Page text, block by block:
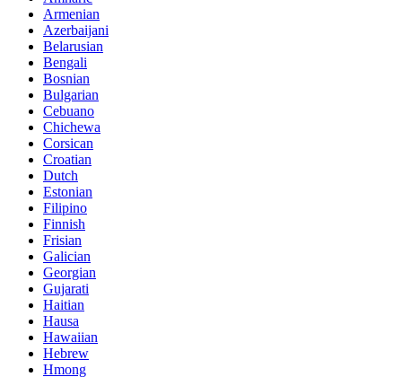
Armenian
Azerbaijani
Belarusian
Bengali
Bosnian
Bulgarian
Cebuano
Chichewa
Corsican
Croatian
Dutch
Estonian
Filipino
Finnish
Frisian
Galician
Georgian
Gujarati
Haitian
Hausa
Hawaiian
Hebrew
Hmong